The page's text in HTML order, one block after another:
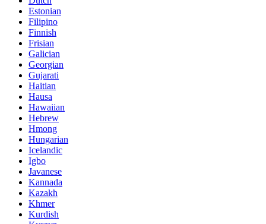
Estonian
Filipino
Finnish
Frisian
Galician
Georgian
Gujarati
Haitian
Hausa
Hawaiian
Hebrew
Hmong
Hungarian
Icelandic
Igbo
Javanese
Kannada
Kazakh
Khmer
Kurdish